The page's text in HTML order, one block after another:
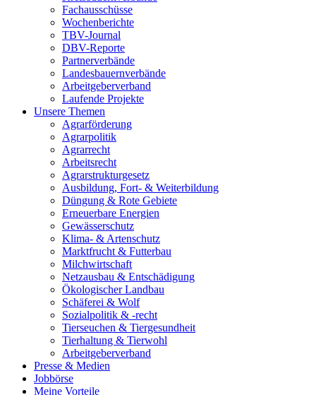
Fachausschüsse
Wochenberichte
TBV-Journal
DBV-Reporte
Partnerverbände
Landesbauernverbände
Arbeitgeberverband
Laufende Projekte
Unsere Themen
Agrarförderung
Agrarpolitik
Agrarrecht
Arbeitsrecht
Agrarstrukturgesetz
Ausbildung, Fort- & Weiterbildung
Düngung & Rote Gebiete
Erneuerbare Energien
Gewässerschutz
Klima- & Artenschutz
Marktfrucht & Futterbau
Milchwirtschaft
Netzausbau & Entschädigung
Ökologischer Landbau
Schäferei & Wolf
Sozialpolitik & -recht
Tierseuchen & Tiergesundheit
Tierhaltung & Tierwohl
Arbeitgeberverband
Presse & Medien
Jobbörse
Meine Vorteile